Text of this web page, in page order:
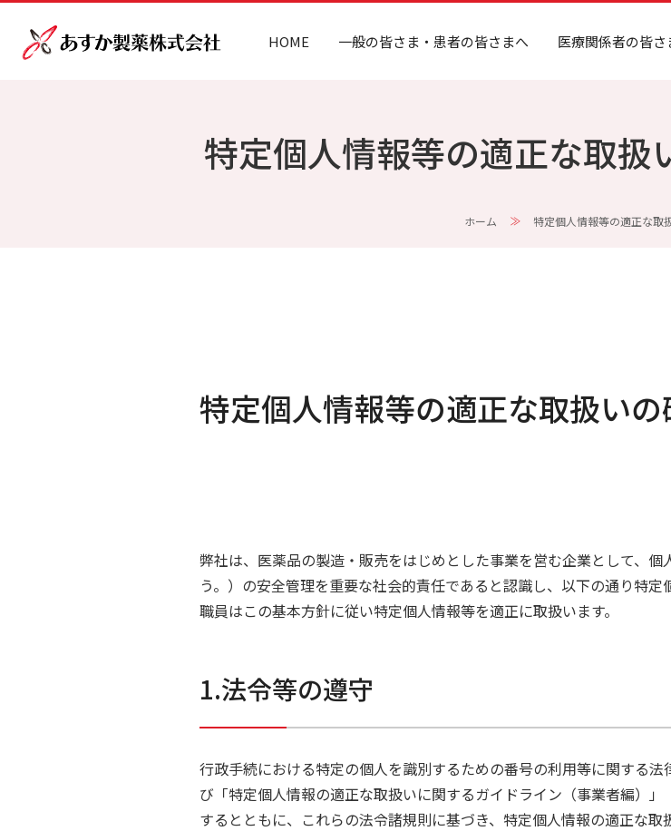
HOME 一般の皆さま・患者の皆さまへ 医療関係者の皆さ
特定個人情報等の適正な取扱
ホーム 特定個人情報等の適正な取
特定個人情報等の適正な取扱い
弊社は、医薬品の製造・販売をはじめとした事業を営む企業として、
う。）の安全管理を重要な社会的責任であると認識し、以下の通り特
職員はこの基本方針に従い特定個人情報等を適正に取扱います。
1.法令等の遵守
行政手続における特定の個人を識別するための番号の利用等に関する
び「特定個人情報の適正な取扱いに関するガイドライン（事業者編）
するとともに、これらの法令諸規則に基づき、特定個人情報の適正な